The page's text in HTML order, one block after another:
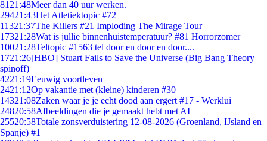
81 21:48Meer dan 40 uur werken.
29421:43Het Atletiektopic #72
11321:37The Killers #21 Imploding The Mirage Tour
17321:28Wat is jullie binnenhuistemperatuur? #81 Horrorzomer
10021:28Teltopic #1563 tel door en door en door....
1721:26[HBO] Stuart Fails to Save the Universe (Big Bang Theory
spinoff)
4221:19Eeuwig voortleven
2421:12Op vakantie met (kleine) kinderen #30
14321:08Zaken waar je je echt dood aan ergert #17 - Werklui
24820:58Afbeeldingen die je gemaakt hebt met AI
25520:58Totale zonsverduistering 12-08-2026 (Groenland, IJsland en
Spanje) #1